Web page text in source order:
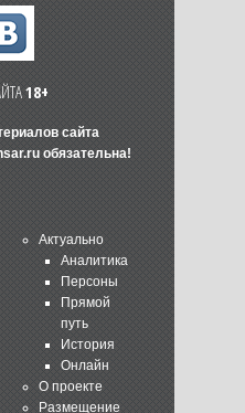
18+
сайта
обязательна!
Актуально
Аналитика
Персоны
Прямой
путь
История
Онлайн
О проекте
Размещение